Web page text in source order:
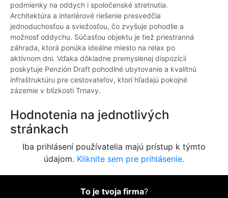
podmienky na oddych i spoločenské stretnutia.
Architektúra a interiérové riešenie presvedčia
jednoduchosťou a sviežosťou, čo zvyšuje pohodlie a
možnosť oddychu. Súčasťou objektu je tiež priestranná
záhrada, ktorá ponúka ideálne miesto na relax po
aktívnom dni. Vďaka dôkladne premyslenej dispozícii
poskytuje Penzión Draft pohodlné ubytovanie a kvalitnú
infraštruktúru pre cestovateľov, ktorí hľadajú pokojné
zázemie v blízkosti Trnavy.
Hodnotenia na jednotlivých
stránkach
Iba prihlásení používatelia majú prístup k týmto
údajom. Kliknite sem pre prihlásenie.
To je tvoja firma?